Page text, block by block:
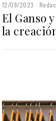
12/09/2023
El Ganso
la